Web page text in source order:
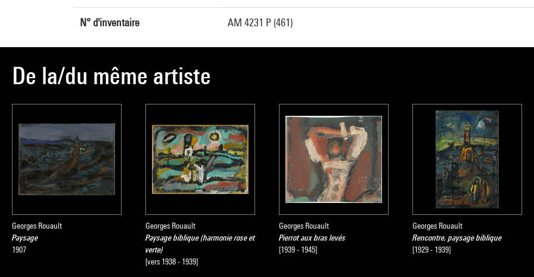
N° d'inventaire AM 4231 P (461)
De la/du même artiste
Georges Rouault
Paysage
1907
Georges Rouault
Paysage biblique (harmonie rose et
verte)
[vers 1938 - 1939]
Georges Rouault
Pierrot aux bras levés
[1939 - 1945]
Georges Rouault
Rencontre, paysage biblique
[1929 - 1939]